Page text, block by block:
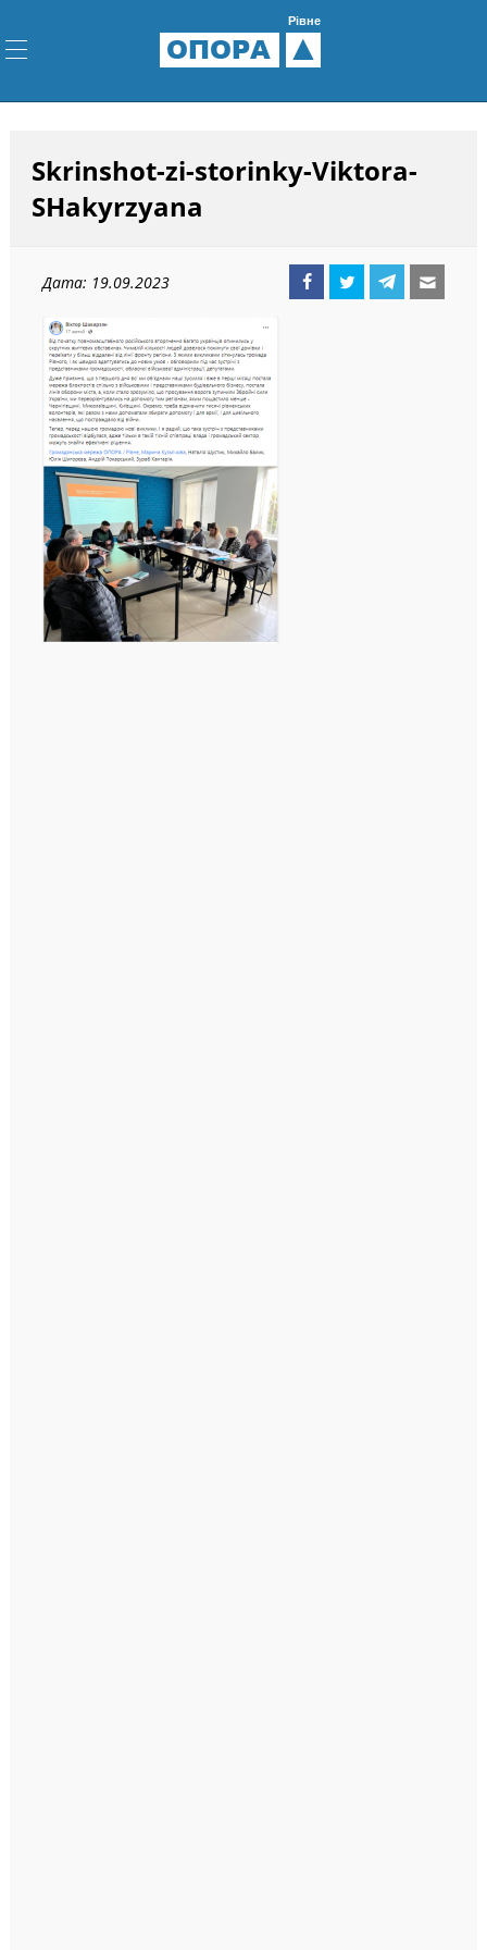
ОПОРА
Рівне
Skrinshot-zi-storinky-Viktora-
SHakyrzyana
Дата: 19.09.2023